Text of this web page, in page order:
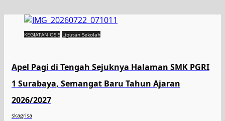
KEGIATAN OSIS Liputan Sekolah
Apel Pagi di Tengah Sejuknya Halaman SMK PGRI
1 Surabaya, Semangat Baru Tahun Ajaran
2026/2027
skagrisa